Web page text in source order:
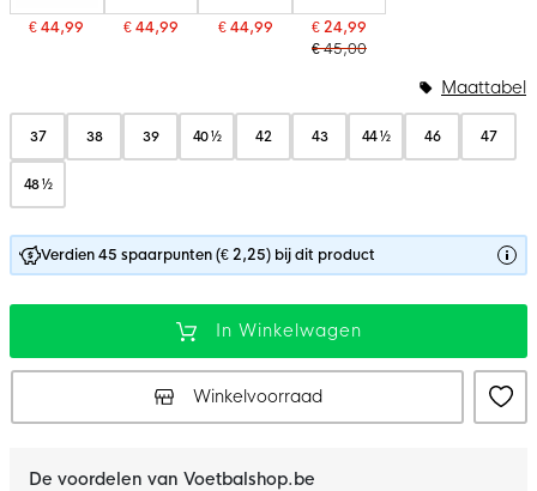
€ 44,99 € 44,99 € 44,99
€ 24,99
€ 45,00
37 38 39 40 ½ 42 43 44 ½ 46 47
48 ½
Maattabel
Verdien 45 spaarpunten (€ 2,25) bij dit product
In Winkelwagen
Winkelvoorraad
De voordelen van Voetbalshop.be